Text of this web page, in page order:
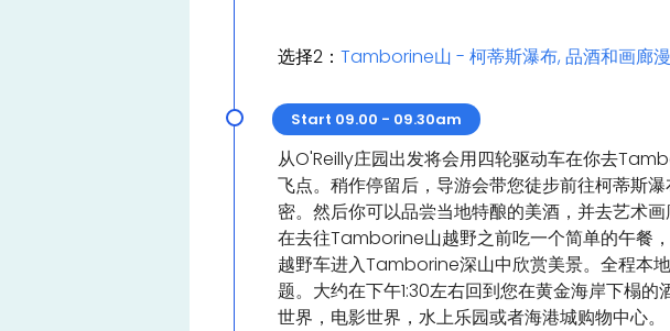
选择2： Tamborine山 - 柯蒂斯瀑布, 品酒和画廊
Start 09.00 - 09.30am
从O'Reilly庄园出发将会用四轮驱动车在你去
飞点。稍作停留后，导游会带您徒步前往柯蒂斯
密。然后你可以品尝当地特酿的美酒，并去艺术
在去往Tamborine山越野之前吃一个简单的午餐
越野车进入Tamborine深山中欣赏美景。全程本
题。大约在下午1:30左右回到您在黄金海岸下榻
世界，电影世界，水上乐园或者海港城购物中心。